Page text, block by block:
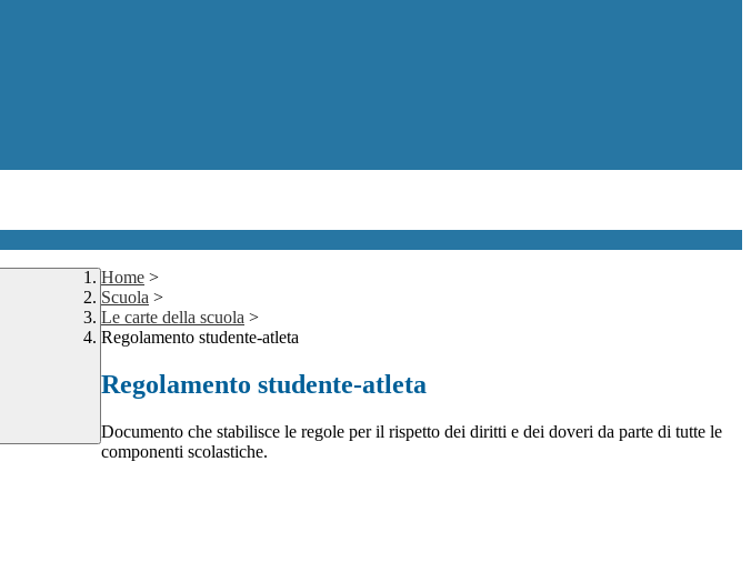
Home >
Scuola >
Le carte della scuola >
Regolamento studente-atleta
Regolamento studente-atleta
Documento che stabilisce le regole per il rispetto dei diritti e dei doveri da parte di tutte le
componenti scolastiche.